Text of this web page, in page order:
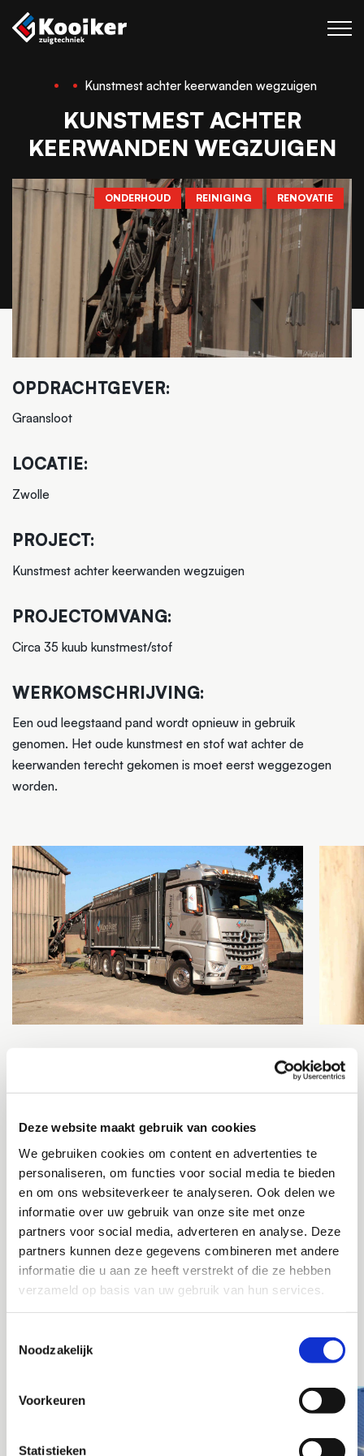
Deze website maakt gebruik van cookies
We gebruiken cookies om content en advertenties te
personaliseren, om functies voor social media te bieden
en om ons websiteverkeer te analyseren. Ook delen we
informatie over uw gebruik van onze site met onze
partners voor social media, adverteren en analyse. Deze
partners kunnen deze gegevens combineren met andere
informatie die u aan ze heeft verstrekt of die ze hebben
verzameld op basis van uw gebruik van hun services.
Noodzakelijk
Voorkeuren
Statistieken
Zuigtechniek
Blaastechniek
Over Kooiker
Werken bij
Kunstmest achter keerwanden wegzuigen
KUNSTMEST ACHTER
KEERWANDEN WEGZUIGEN
ONDERHOUD REINIGING RENOVATIE
OPDRACHTGEVER:
Graansloot
LOCATIE:
Zwolle
PROJECT:
Kunstmest achter keerwanden wegzuigen
PROJECTOMVANG:
Circa 35 kuub kunstmest/stof
WERKOMSCHRIJVING:
Een oud leegstaand pand wordt opnieuw in gebruik
genomen. Het oude kunstmest en stof wat achter de
keerwanden terecht gekomen is moet eerst weggezogen
worden.
VRIJBLIJVEND OFFERTE
AANVRAGEN
Wil je meer informatie ontvangen over de mogelijkheden met
zuig- en blaastechniek? Of geheel vrijblijvend een gratis
offerte aanvragen. Neem dan contact met ons op.
Wij komen spoedig met een scherpe aanbieding bij je terug.
OFFERTE AANVRAGEN
VERGELIJKBARE PROJECTEN